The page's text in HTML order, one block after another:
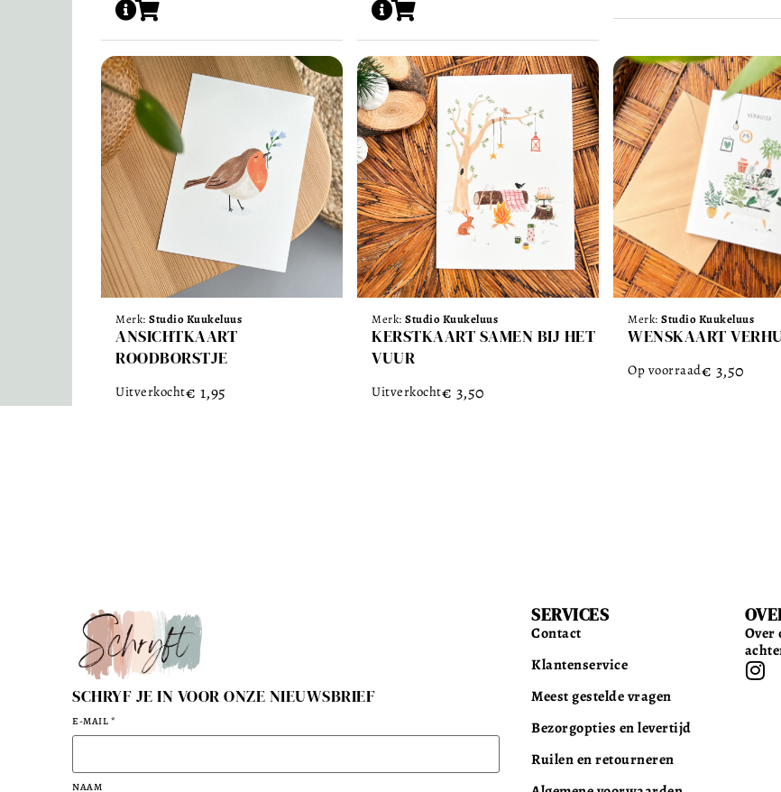
Merk: Studio Kuukeluus
ANSICHTKAART
ROODBORSTJE
Uitverkocht€ 1,95
Merk: Studio Kuukeluus
KERSTKAART SAMEN BIJ HET
VUUR
Uitverkocht€ 3,50
Merk: Studio Kuukeluus
WENSKAART
Op voorraad€ 3,50
SCHRYF JE IN VOOR ONZE NIEUWSBRIEF
E-MAIL *
NAAM
SERVICES
Contact
Klantenservice
Meest gestelde vragen
Bezorgopties en levertijd
Ruilen en retourneren
Over